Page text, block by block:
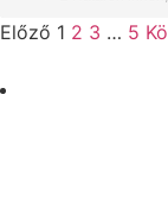
Előző 1 2 3 … 5